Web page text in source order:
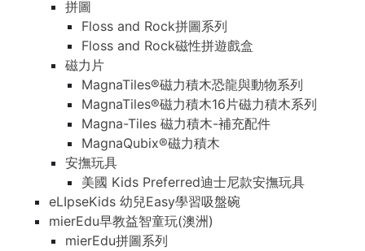
拼圖
Floss and Rock拼圖系列
Floss and Rock磁性拼遊戲盒
磁力片
MagnaTiles®磁力積木恐龍與動物系列
MagnaTiles®磁力積木16片磁力積木系列
Magna-Tiles 磁力積木-補充配件
MagnaQubix®磁力積木
安撫玩具
美國 Kids Preferred迪士尼款安撫玩具
eLIpseKids 幼兒Easy學習吸盤碗
mierEdu早教益智童玩(澳洲)
mierEdu拼圖系列